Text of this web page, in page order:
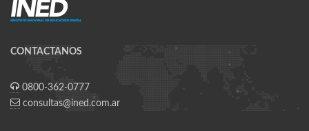
CONTACTANOS
0800-362-0777‬
consultas@ined.com.ar